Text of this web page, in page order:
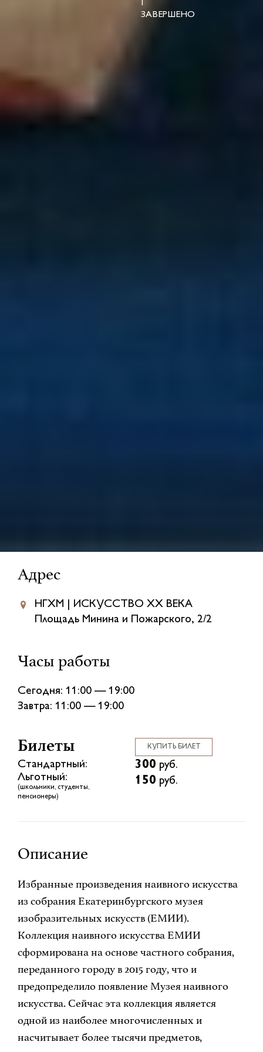
ЗАВЕРШЕНО
Адрес
НГХМ | ИСКУССТВО XX ВЕКА
Площадь Минина и Пожарского, 2/2
Часы работы
Сегодня: 11:00 — 19:00
Завтра: 11:00 — 19:00
Билеты КУПИТЬ БИЛЕТ
Стандартный: 300 руб.
Льготный:
(школьники, студенты,
пенсионеры)
150 руб.
Описание
Избранные произведения наивного искусства
из собрания Екатеринбургского музея
изобразительных искусств (ЕМИИ).
Коллекция наивного искусства ЕМИИ
сформирована на основе частного собрания,
переданного городу в 2015 году, что и
предопределило появление Музея наивного
искусства. Сейчас эта коллекция является
одной из наиболее многочисленных и
насчитывает более тысячи предметов,